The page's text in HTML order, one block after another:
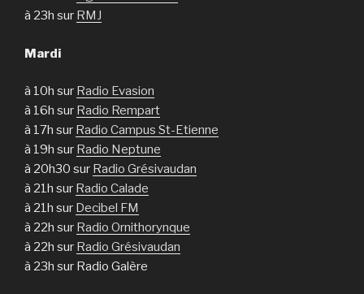
à 23h sur RMJ
Mardi
à 10h sur Radio Evasion
à 16h sur Radio Rempart
à 17h sur Radio Campus St-Etienne
à 19h sur Radio Neptune
à 20h30 sur Radio Grésivaudan
à 21h sur Radio Calade
à 21h sur Decibel FM
à 22h sur Radio Ornithorynque
à 22h sur Radio Grésivaudan
à 23h sur Radio Galère